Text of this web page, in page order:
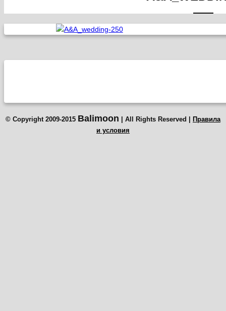
© Copyright 2009-2015 Balimoon | All Rights Reserved |
Правила
и условия